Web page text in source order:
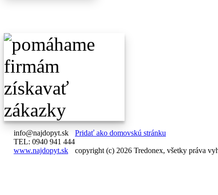
info@najdopyt.sk
TEL: 0940 941 444
www.najdopyt.sk
Pridať ako domovskú stránku
copyright (c) 2026 Tredonex, všetky práva